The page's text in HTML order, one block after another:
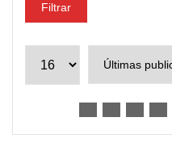
Filtrar